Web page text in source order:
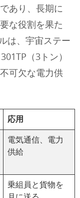
あり、長期に
な役割を果た
は、宇宙ステー
（3トン）
可欠な電力供
応用
電気通信、電力
供給
乗組員と貨物を